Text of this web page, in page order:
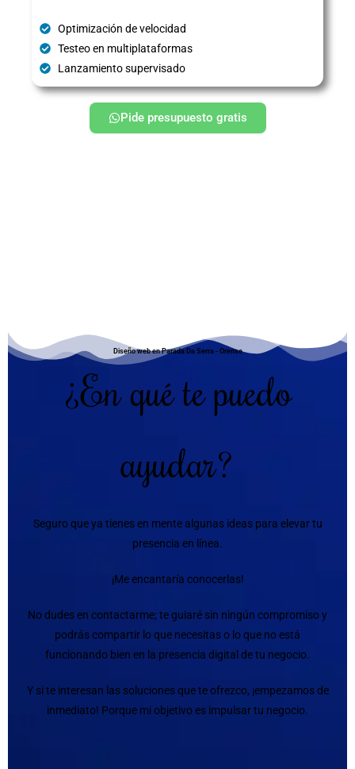
Optimización de velocidad
Testeo en multiplataformas
Lanzamiento supervisado
Pide presupuesto gratis
Diseño web en Parada Da Serra - Orense
¿En qué te puedo
ayudar?
Seguro que ya tienes en mente algunas ideas para elevar tu
presencia en línea.
¡Me encantaría conocerlas!
No dudes en contactarme; te guiaré sin ningún compromiso y
podrás compartir lo que necesitas o lo que no está
funcionando bien en la presencia digital de tu negocio.
Y si te interesan las soluciones que te ofrezco, ¡empezamos de
inmediato! Porque mi objetivo es impulsar tu negocio.